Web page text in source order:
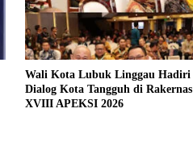
Wali Kota Lubuk Linggau Hadiri
Dialog Kota Tangguh di Rakernas
XVIII APEKSI 2026